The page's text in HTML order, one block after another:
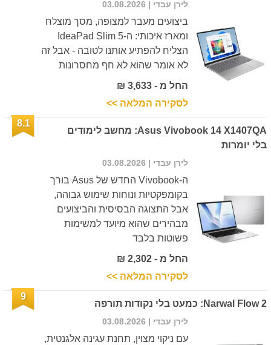
לירן עבדי | 03.08.2026
ביצועים מעבר למצופה, מסך מוצלח
ומארז איכותי: ה-IdeaPad Slim 5
הצליח להפתיע אותנו לטובה - אבל זה
לא אומר שהוא לא חף מחסרונות
החל מ - 3,633 ₪
לסקירה המלאה >>
Asus Vivobook 14 X1407QA: מחשב לימודים
בלי יומרות
8.1
לירן עבדי | 03.08.2026
ה-Vivobook החדש של Asus בורך
בקומפקטיות ונוחות שימוש גבוהה,
אבל התצוגה הבסיסית והביצועים
מבהירים שהוא מיועד למשימות
פשוטות בלבד
החל מ - 2,302 ₪
לסקירה המלאה >>
Narwal Flow 2: כמעט בלי נקודות תורפה
9
לירן עבדי | 03.08.2026
עם ניקוי מצוין, תחנת עגינה אלגנטית,